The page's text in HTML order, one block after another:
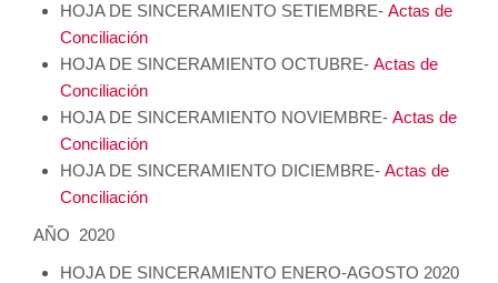
HOJA DE SINCERAMIENTO SETIEMBRE- Actas de
Conciliación
HOJA DE SINCERAMIENTO OCTUBRE- Actas de
Conciliación
HOJA DE SINCERAMIENTO NOVIEMBRE- Actas de
Conciliación
HOJA DE SINCERAMIENTO DICIEMBRE- Actas de
Conciliación
AÑO 2020
HOJA DE SINCERAMIENTO ENERO-AGOSTO 2020